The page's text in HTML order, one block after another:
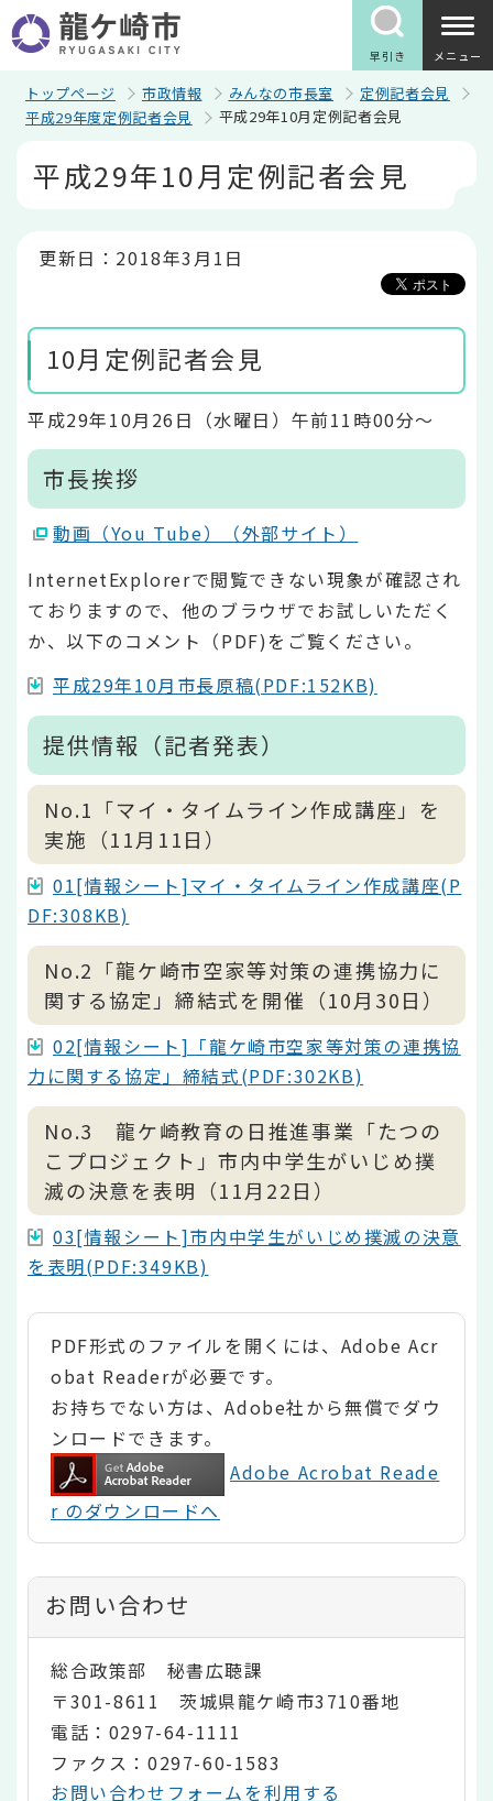
の
ペ
早引き メニュー
トップページ 市政情報 みんなの市長室
定例記者会見
平成29年度定例記者会見
平成29年10月定例記者会見
平成29年10月定例記者会見
更新日：2018年3月1日
10月定例記者会見
平成29年10月26日（水曜日）午前11時00分～
市長挨拶
動画（You Tube）（外部サイト）
InternetExplorerで閲覧できない現象が確認され
ておりますので、他のブラウザでお試しいただく
か、以下のコメント（PDF)をご覧ください。
平成29年10月市長原稿(PDF:152KB)
提供情報（記者発表）
No.1「マイ・タイムライン作成講座」を
実施（11月11日）
01[情報シート]マイ・タイムライン作成講座(P
DF:308KB)
No.2「龍ケ崎市空家等対策の連携協力に
関する協定」締結式を開催（10月30日）
02[情報シート]「龍ケ崎市空家等対策の連携協
力に関する協定」締結式(PDF:302KB)
No.3 龍ケ崎教育の日推進事業「たつの
こプロジェクト」市内中学生がいじめ撲
滅の決意を表明（11月22日）
03[情報シート]市内中学生がいじめ撲滅の決意
を表明(PDF:349KB)
PDF形式のファイルを開くには、Adobe Acr
obat Readerが必要です。
お持ちでない方は、Adobe社から無償でダウ
ンロードできます。
Adobe Acrobat Reade
r のダウンロードへ
お問い合わせ
総合政策部 秘書広聴課
〒301-8611 茨城県龍ケ崎市3710番地
電話：0297-64-1111
ファクス：0297-60-1583
お問い合わせフォームを利用する